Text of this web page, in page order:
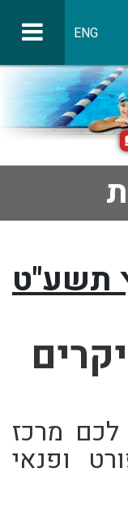
ENG
תשע"ט
מרכז
ופנאי